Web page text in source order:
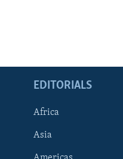
EDITORIALS
Africa
Asia